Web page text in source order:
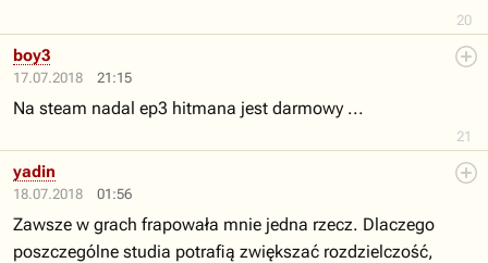
20
17.07.2018 21:15
21
boy3
Na steam nadal ep3 hitmana jest darmowy ...
18.07.2018 01:56
yadin
Zawsze w grach frapowała mnie jedna rzecz. Dlaczego
poszczególne studia potrafią zwiększać rozdzielczość,